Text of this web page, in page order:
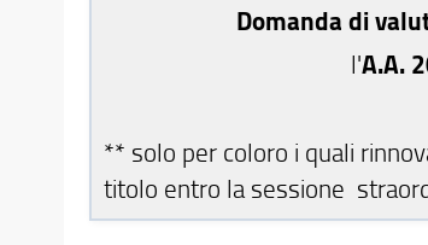
Domanda di
l'A.A.
** solo per coloro i quali
titolo entro la sessione